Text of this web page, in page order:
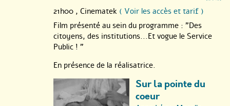
21h00 , Cinematek ( Voir les accès et tarif )
Film présenté au sein du programme : "Des
citoyens, des institutions...Et vogue le Service
Public ! "
En présence de la réalisatrice.
Sur la pointe du
coeur